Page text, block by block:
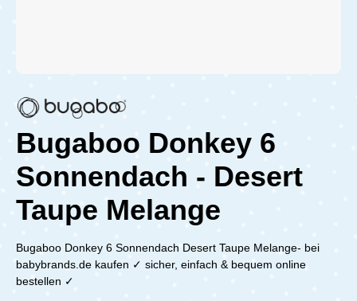
Bugaboo Donkey 6
Sonnendach - Desert
Taupe Melange
Bugaboo Donkey 6 Sonnendach Desert Taupe Melange- bei
babybrands.de kaufen ✓ sicher, einfach & bequem online
bestellen ✓